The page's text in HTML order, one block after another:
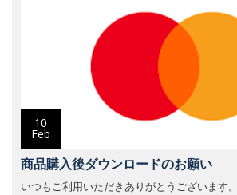
10
Feb
商品購入後ダウンロードのお願い
いつもご利用いただきありがとうございます